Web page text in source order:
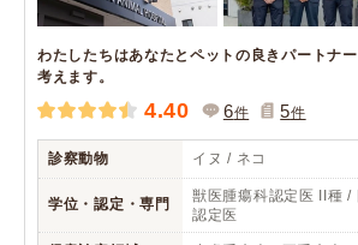
わたしたちはあなたとペットの良きパートナ
考えます。
4.40 6件 5件
診察動物 イヌ / ネコ
学位・認定・専門
獣医腫瘍科認定医 II種 /
認定医